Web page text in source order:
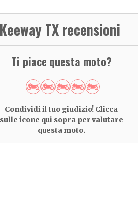
Keeway TX recensioni
Ti piace questa moto?
Condividi il tuo giudizio! Clicca
sulle icone qui sopra per valutare
questa moto.